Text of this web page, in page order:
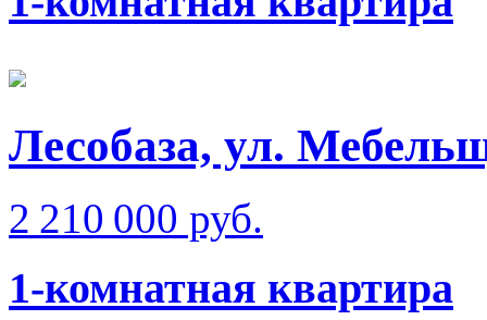
Лесобаза, ул.
2 210 000 руб.
1-комнатная квартира